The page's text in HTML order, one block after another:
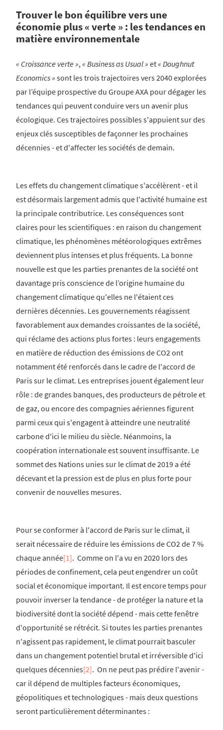
Trouver le bon équilibre vers une
économie plus « verte » : les tendances en
matière environnementale
« Croissance verte»,« Business as Usual» et« Doughnut
Economics» sont les trois trajectoires vers 2040 explorées
par l’équipe prospective du Groupe AXA pour dégager les
tendances qui peuvent conduire vers un avenir plus
écologique. Ces trajectoires possibles s'appuient sur des
enjeux clés susceptibles de façonner les prochaines
décennies - et d'affecter les sociétés de demain.
Les effets du changement climatique s'accélèrent - et il
est désormais largement admis que l'activité humaine est
la principale contributrice. Les conséquences sont
claires pour les scientifiques : en raison du changement
climatique, les phénomènes météorologiques extrêmes
deviennent plus intenses et plus fréquents. La bonne
nouvelle est que les parties prenantes de la société ont
davantage pris conscience de l’origine humaine du
changement climatique qu'elles ne l'étaient ces
dernières décennies. Les gouvernements réagissent
favorablement aux demandes croissantes de la société,
qui réclame des actions plus fortes : leurs engagements
en matière de réduction des émissions de CO2 ont
notamment été renforcés dans le cadre de l'accord de
Paris sur le climat. Les entreprises jouent également leur
rôle : de grandes banques, des producteurs de pétrole et
de gaz, ou encore des compagnies aériennes figurent
parmi ceux qui s'engagent à atteindre une neutralité
carbone d'ici le milieu du siècle. Néanmoins, la
coopération internationale est souvent insuffisante. Le
sommet des Nations unies sur le climat de 2019 a été
décevant et la pression est de plus en plus forte pour
convenir de nouvelles mesures.
Pour se conformer à l'accord de Paris sur le climat, il
serait nécessaire de réduire les émissions de CO2 de 7 %
chaque année[1]. Comme on l'a vu en 2020 lors des
périodes de confinement, cela peut engendrer un coût
social et économique important. Il est encore temps pour
pouvoir inverser la tendance - de protéger la nature et la
biodiversité dont la société dépend - mais cette fenêtre
d'opportunité se rétrécit. Si toutes les parties prenantes
n'agissent pas rapidement, le climat pourrait basculer
dans un changement potentiel brutal et irréversible d'ici
quelques décennies[2]. On ne peut pas prédire l'avenir -
car il dépend de multiples facteurs économiques,
géopolitiques et technologiques - mais deux questions
seront particulièrement déterminantes :